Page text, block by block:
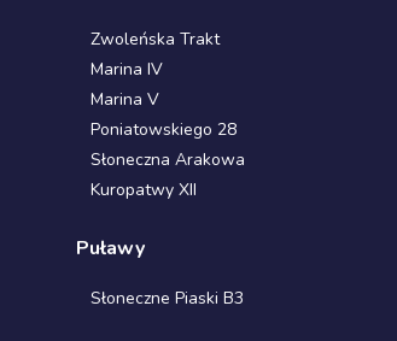
Zwoleńska Trakt
Marina IV
Marina V
Poniatowskiego 28
Słoneczna Arakowa
Kuropatwy XII
Puławy
Słoneczne Piaski B3